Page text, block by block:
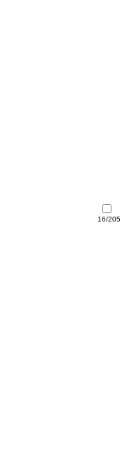
16/205